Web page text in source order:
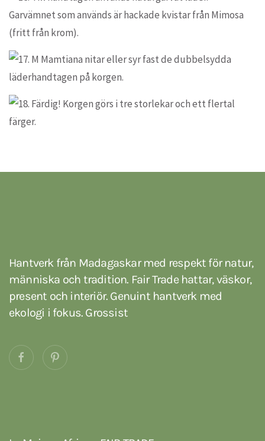
Beställning korgar och väskor
Hantverk från Madagaskar med respekt för natur,
människa och tradition. Fair Trade hattar, väskor,
present och interiör. Genuint hantverk med
ekologi i fokus. Grossist